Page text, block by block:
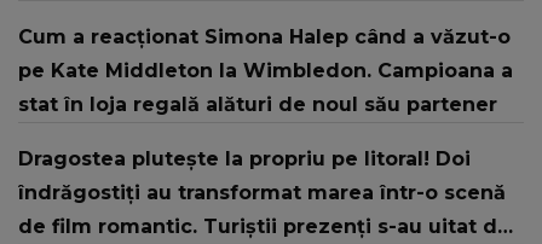
Cum a reacționat Simona Halep când a văzut-o
pe Kate Middleton la Wimbledon. Campioana a
stat în loja regală alături de noul său partener
Dragostea plutește la propriu pe litoral! Doi
îndrăgostiți au transformat marea într-o scenă
de film romantic. Turiștii prezenți s-au uitat de